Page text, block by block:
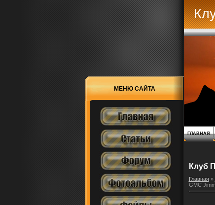
МЕНЮ САЙТА
ГЛАВНАЯ
Клуб
Главная»
GMC